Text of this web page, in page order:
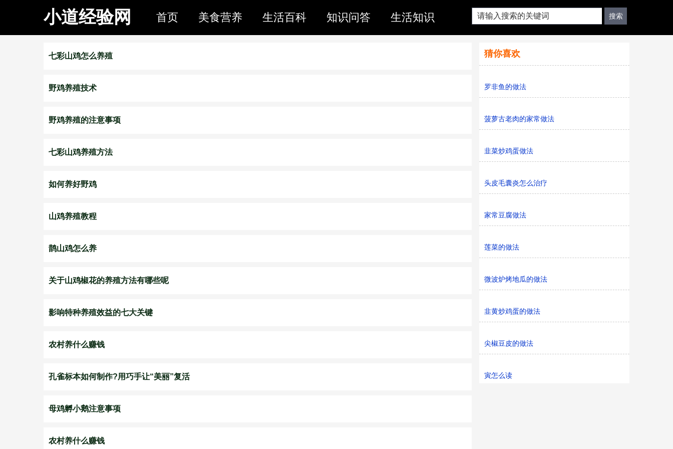
小道经验网 首页 美食营养 生活百科 知识问答 生活知识
七彩山鸡怎么养殖
野鸡养殖技术
野鸡养殖的注意事项
七彩山鸡养殖方法
如何养好野鸡
山鸡养殖教程
鹊山鸡怎么养
关于山鸡椒花的养殖方法有哪些呢
影响特种养殖效益的七大关键
农村养什么赚钱
孔雀标本如何制作?用巧手让“美丽”复活
母鸡孵小鹅注意事项
农村养什么赚钱
猜你喜欢
罗非鱼的做法
菠萝古老肉的家常做法
韭菜炒鸡蛋做法
头皮毛囊炎怎么治疗
家常豆腐做法
莲菜的做法
微波炉烤地瓜的做法
韭黄炒鸡蛋的做法
尖椒豆皮的做法
寅怎么读